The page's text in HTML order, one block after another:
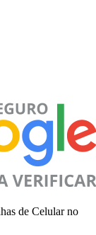
de Celular no